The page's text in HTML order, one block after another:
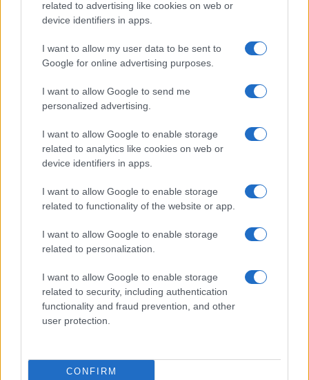
related to advertising like cookies on web or
device identifiers in apps.
I want to allow my user data to be sent to
Google for online advertising purposes.
I want to allow Google to send me
personalized advertising.
I want to allow Google to enable storage
related to analytics like cookies on web or
device identifiers in apps.
I want to allow Google to enable storage
related to functionality of the website or app.
I want to allow Google to enable storage
related to personalization.
I want to allow Google to enable storage
related to security, including authentication
functionality and fraud prevention, and other
user protection.
CONFIRM
lista delle 4 realtà più efficienti nella g…
“Sul filo del discorso”: sold out ad Olbia per il
reading su Atzeni
La Maddalena, festa per i 30 anni del Diving
center di Tegge
Esce di strada con l’auto ad Arzachena: ferito il
conducente
Turiste si perdono a Tavolara: salvate dai vigili
del fuoco
Meteo Olbia 6 agosto, migliora il tempo in
Gallura
persone: due bimbi tra i feriti